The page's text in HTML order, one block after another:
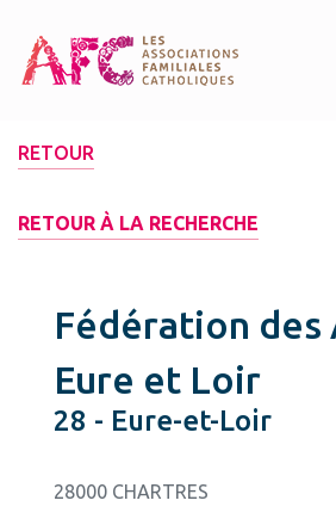
RETOUR
RETOUR À LA RECHERCHE
Fédération des
Eure et Loir
28 - Eure-et-Loir
28000 CHARTRES